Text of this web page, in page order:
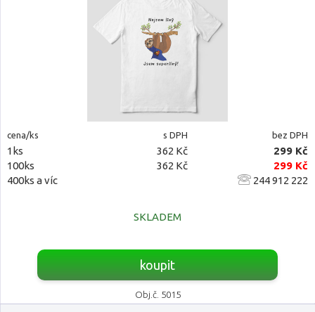
cena/ks s DPH bez DPH
1ks 362 Kč
299 Kč
100ks
362 Kč
299 Kč
400ks a víc
244 912 222
SKLADEM
koupit
Obj.č. 5015